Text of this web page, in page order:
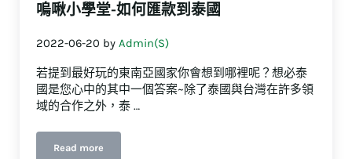
嗚啾小學堂-如何匯款到泰國
2022-06-20 byAdmin(S)
若提到最好玩的東南亞國家你會想到哪裡呢？想必泰
國是您心中的其中一個答案~除了泰國與台灣在許多領
域的合作之外，泰 …
Read more嗚啾小學堂-如何匯款到泰國